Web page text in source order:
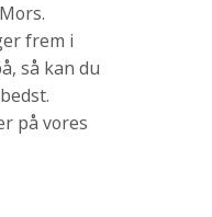
frem i
så kan du
på vores